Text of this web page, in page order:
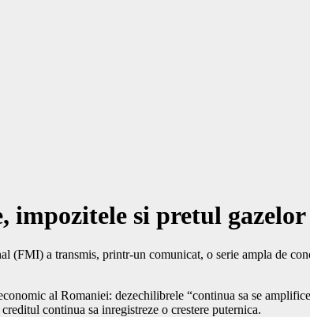
impozitele si pretul gazelor
(FMI) a transmis, printr-un comunicat, o serie ampla de
al Romaniei: dezechilibrele “continua sa se
continua sa inregistreze o crestere puternica.